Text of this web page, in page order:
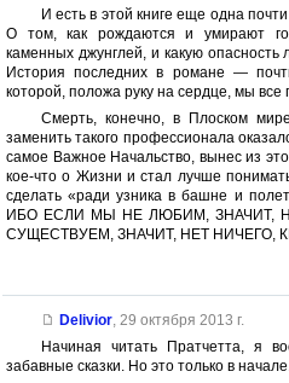
И есть в этой книге еще одна
О том, как рождаются и умирают
каменных джунглей, и какую
История последних в романе —
которой, положа руку на сердце, мы все
Смерть, конечно, в Плоском
заменить такого профессионала
самое Важное Начальство, вынес из
кое-что о Жизни и стал лучше
сделать «ради узника в башне и
ИБО ЕСЛИ МЫ НЕ ЛЮБИМ, ЗНАЧИТ,
СУЩЕСТВУЕМ, ЗНАЧИТ, НЕТ НИЧЕГО,
Delivior, 29 октября 2013 г.
Начиная читать Пратчетта, я
забавные сказки. Но это только в